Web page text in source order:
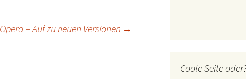
Opera – Auf zu neuen Versionen →
Coole Seite